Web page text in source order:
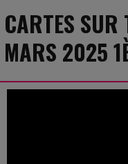
CARTES SUR
MARS 2025